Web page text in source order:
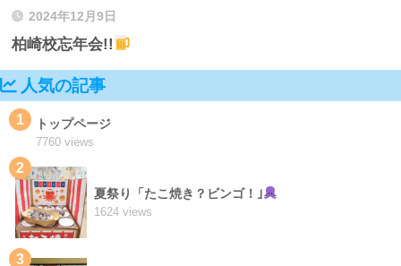
2024年12月9日
柏崎校忘年会!!
人気の記事
1 トップページ
7760 views
2
夏祭り「たこ焼き？ビンゴ！｣
1624 views
3